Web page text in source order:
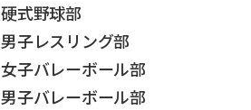
硬式野球部
男子レスリング部
女子バレーボール部
男子バレーボール部